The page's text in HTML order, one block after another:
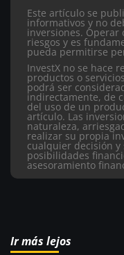
Este artículo se
informativos y no
inversiones. Operar
riesgos y es
pueda permitirse
InvestX no se hace
productos o
podrá ser
indirectamente, de
del uso de un
artículo. Las
naturaleza,
realizar su propia
cualquier decisión
posibilidades
asesoramiento
Ir más lejos